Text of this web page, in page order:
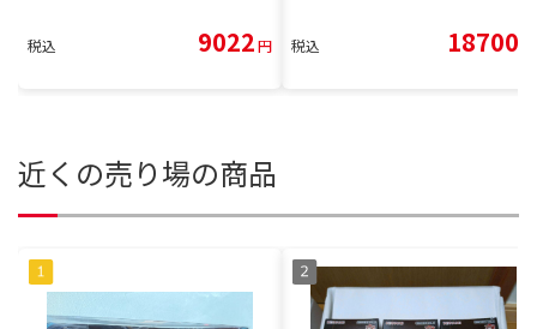
税込 9022円 税込 18700
近くの売り場の商品